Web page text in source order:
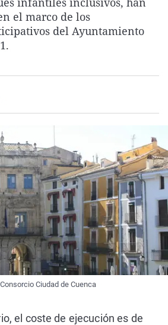
La rosa de los vientos
Gente viajera
Caso
Retornados
Extremadura
Galicia
Virales
Televisión
el marco de los
del Ayuntamiento
Ciudad de Cuenca
el coste de ejecución es de